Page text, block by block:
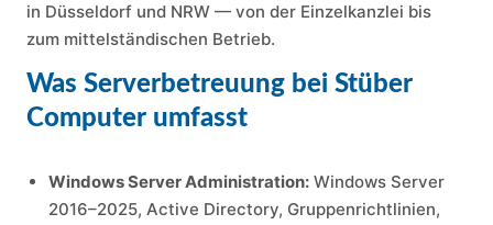
in Düsseldorf und NRW — von der Einzelkanzlei bis
zum mittelständischen Betrieb.
Was Serverbetreuung bei Stüber
Computer umfasst
Windows Server Administration: Windows Server
2016–2025, Active Directory, Gruppenrichtlinien,